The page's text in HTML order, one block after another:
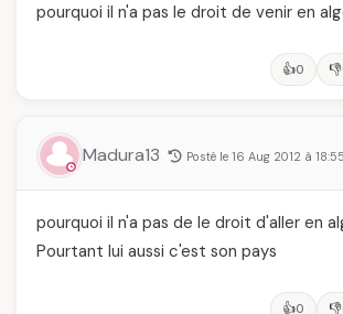
pourquoi il n'a pas le droit de venir en
👍0 👎
Madura13 Posté le 16 Aug 2012 à 18:55
pourquoi il n'a pas de le droit d'aller en
Pourtant lui aussi c'est son pays
👍0 👎